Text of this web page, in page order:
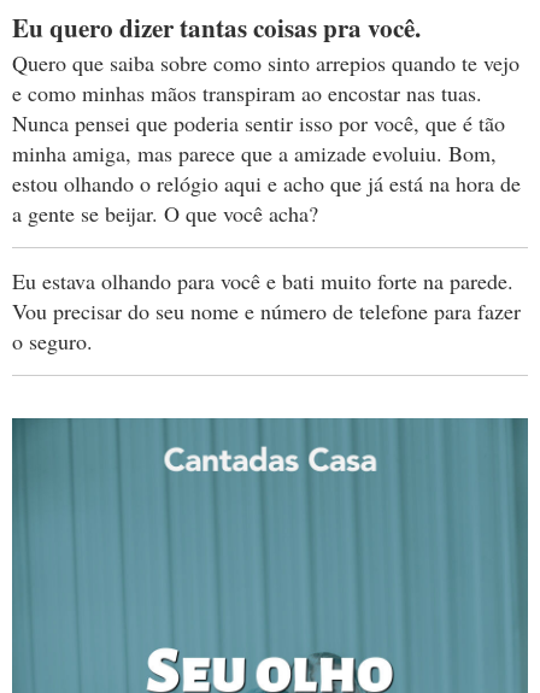
Eu quero dizer tantas coisas pra você.
Quero que saiba sobre como sinto arrepios quando te vejo
e como minhas mãos transpiram ao encostar nas tuas.
Nunca pensei que poderia sentir isso por você, que é tão
minha amiga, mas parece que a amizade evoluiu. Bom,
estou olhando o relógio aqui e acho que já está na hora de
a gente se beijar. O que você acha?
Eu estava olhando para você e bati muito forte na parede.
Vou precisar do seu nome e número de telefone para fazer
o seguro.